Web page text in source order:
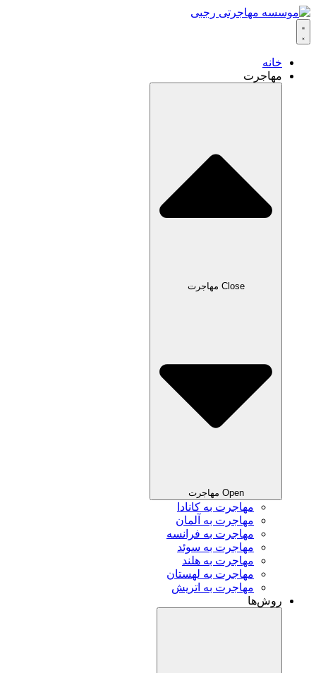
خانه
مهاجرت
Close مهاجرت
Open مهاجرت
مهاجرت به کانادا
مهاجرت به آلمان
مهاجرت به فرانسه
مهاجرت به سوئد
مهاجرت به هلند
مهاجرت به لهستان
مهاجرت به اتریش
روش‌ها